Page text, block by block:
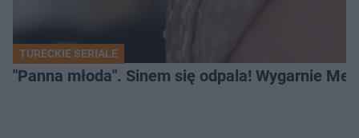
TURECKIE SERIALE
"Panna młoda". Sinem się odpala! Wygarnie